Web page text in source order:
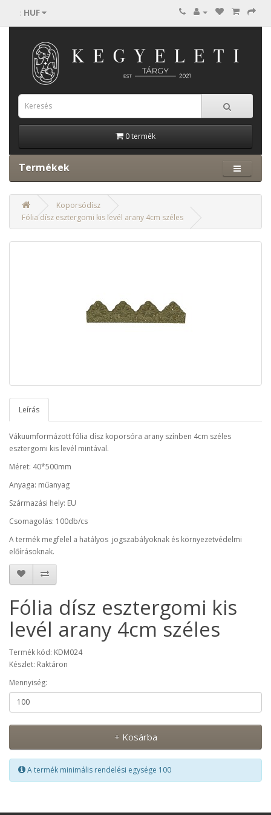
: HUF
0 termék
Termékek
Koporsódísz
Fólia dísz esztergomi kis levél arany 4cm széles
Leírás
Vákuumformázott fólia dísz koporsóra arany színben 4cm széles
esztergomi kis levél mintával.
Méret: 40*500mm
Anyaga: műanyag
Származási hely: EU
Csomagolás: 100db/cs
A termék megfelel a hatályos jogszabályoknak és környezetvédelmi
előírásoknak.
Fólia dísz esztergomi kis
levél arany 4cm széles
Termék kód: KDM024
Készlet: Raktáron
Mennyiség:
+ Kosárba
A termék minimális rendelési egysége 100